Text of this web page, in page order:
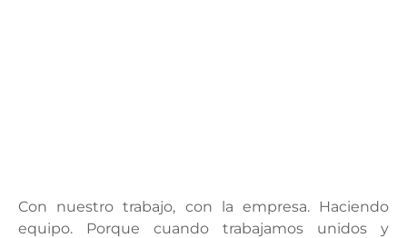
Con nuestro trabajo, con la empresa. Haciendo
equipo. Porque cuando trabajamos unidos y